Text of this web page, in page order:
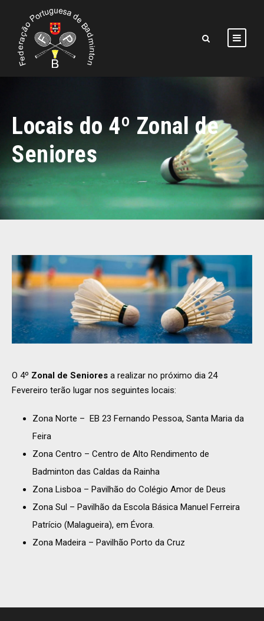
Locais do 4º Zonal de
Seniores
O 4º Zonal de Seniores a realizar no próximo dia 24
Fevereiro terão lugar nos seguintes locais:
Zona Norte – EB 23 Fernando Pessoa, Santa Maria da
Feira
Zona Centro – Centro de Alto Rendimento de
Badminton das Caldas da Rainha
Zona Lisboa – Pavilhão do Colégio Amor de Deus
Zona Sul – Pavilhão da Escola Básica Manuel Ferreira
Patrício (Malagueira), em Évora.
Zona Madeira – Pavilhão Porto da Cruz